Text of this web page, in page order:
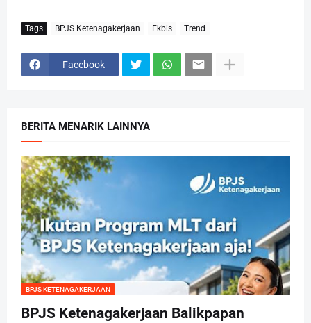
Tags BPJS Ketenagakerjaan Ekbis Trend
Facebook
BERITA MENARIK LAINNYA
BPJS KETENAGAKERJAAN
BPJS Ketenagakerjaan Balikpapan